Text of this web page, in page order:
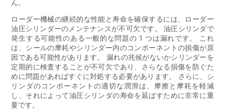
ん。
ローダー機械の継続的な性能と寿命を確保するには、ローダー
油圧シリンダーのメンテナンスが不可欠です。 油圧シリンダで
発生する可能性のある一般的な問題の 1 つは漏れです。 これ
は、シールの摩耗やシリンダー内のコンポーネントの損傷が原
因である可能性があります。 漏れの兆候がないかシリンダーを
定期的に検査することが不可欠であり、さらなる損傷を防ぐた
めに問題があればすぐに対処する必要があります。 さらに、シ
リンダのコンポーネントの適切な潤滑は、摩擦と摩耗を軽減
し、それによって油圧シリンダの寿命を延ばすために非常に重
要です。